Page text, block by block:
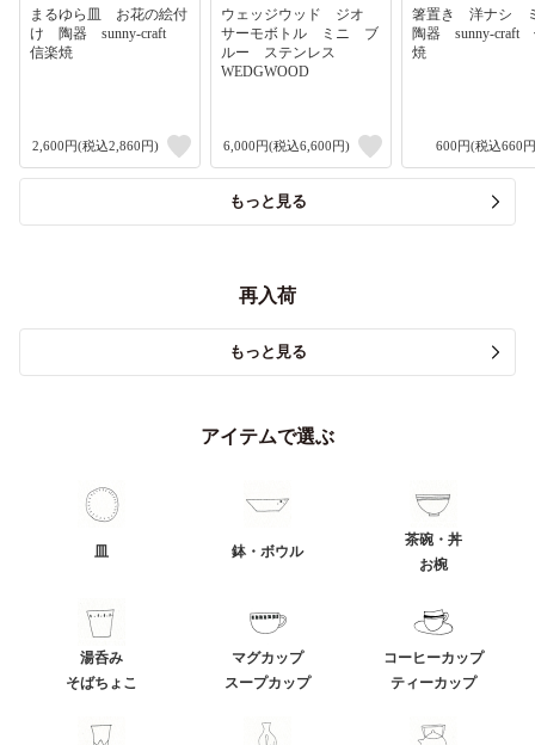
まるゆら皿 お花の絵付
け 陶器 sunny-craft
信楽焼
2,600円(税込2,860円)
ウェッジウッド ジオ
サーモボトル ミニ ブ
ルー ステンレス
WEDGWOOD
6,000円(税込6,600円)
箸置き 洋ナシ
陶器 sunny-craft
焼
600円(税込660
もっと見る
再入荷
もっと見る
アイテムで選ぶ
皿 鉢・ボウル
茶碗・丼
お椀
湯呑み
そばちょこ
マグカップ
スープカップ
コーヒーカップ
ティーカップ